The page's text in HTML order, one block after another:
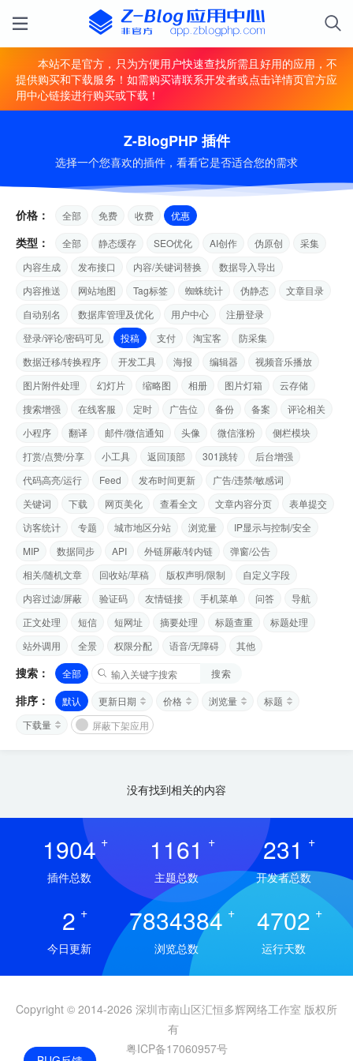
本站不是官方，只为方便用户快速查找所需且好用的应用，不
提供购买和下载服务！如需购买请联系开发者或点击详情页官方应
用中心链接进行购买或下载！
Z-BlogPHP 插件
选择一个您喜欢的插件，看看它是否适合您的需求
价格： 全部 免费 收费 优惠
类型： 全部 静态缓存 SEO优化 AI创作 伪原创
采集
内容生成
发布接口 内容/关键词替换
数据导入导出
内容推送
网站地图 Tag标签 蜘蛛统计 伪静态
文章目录
自动别名
数据库管理及优化 用户中心
注册登录
登录/评论/密码可见
投稿 支付 淘宝客
防采集
数据迁移/转换程序
开发工具 海报 编辑器
视频音乐播放
图片附件处理
幻灯片 缩略图 相册 图片灯箱
云存储
搜索增强
在线客服 定时 广告位 备份 备案
评论相关
小程序
翻译 邮件/微信通知 头像 微信涨粉
侧栏模块
打赏/点赞/分享
小工具 返回顶部 301跳转
后台增强
代码高亮/运行
Feed 发布时间更新
广告/违禁/敏感词
关键词
下载 网页美化 查看全文 文章内容分页
表单提交
访客统计
专题 城市地区分站 浏览量
IP显示与控制/安全
MIP
数据同步 API 外链屏蔽/转内链
弹窗/公告
相关/随机文章
回收站/草稿 版权声明/限制
自定义字段
内容过滤/屏蔽
验证码 友情链接 手机菜单 问答
导航
正文处理
短信 短网址 摘要处理 标题查重
标题处理
站外调用
全景 权限分配 语音/无障碍 其他
搜索： 全部 搜索
排序： 默认 更新日期 价格 浏览量
标题
下载量
屏蔽下架应用
没有找到相关的内容
1904 +
插件总数
1161 +
主题总数
231 +
开发者总数
2 +
今日更新
7834384 +
浏览总数
4702 +
运行天数
Copyright © 2014-2026 深圳市南山区汇恒多辉网络工作室 版权所
有
粤ICP备17060957号